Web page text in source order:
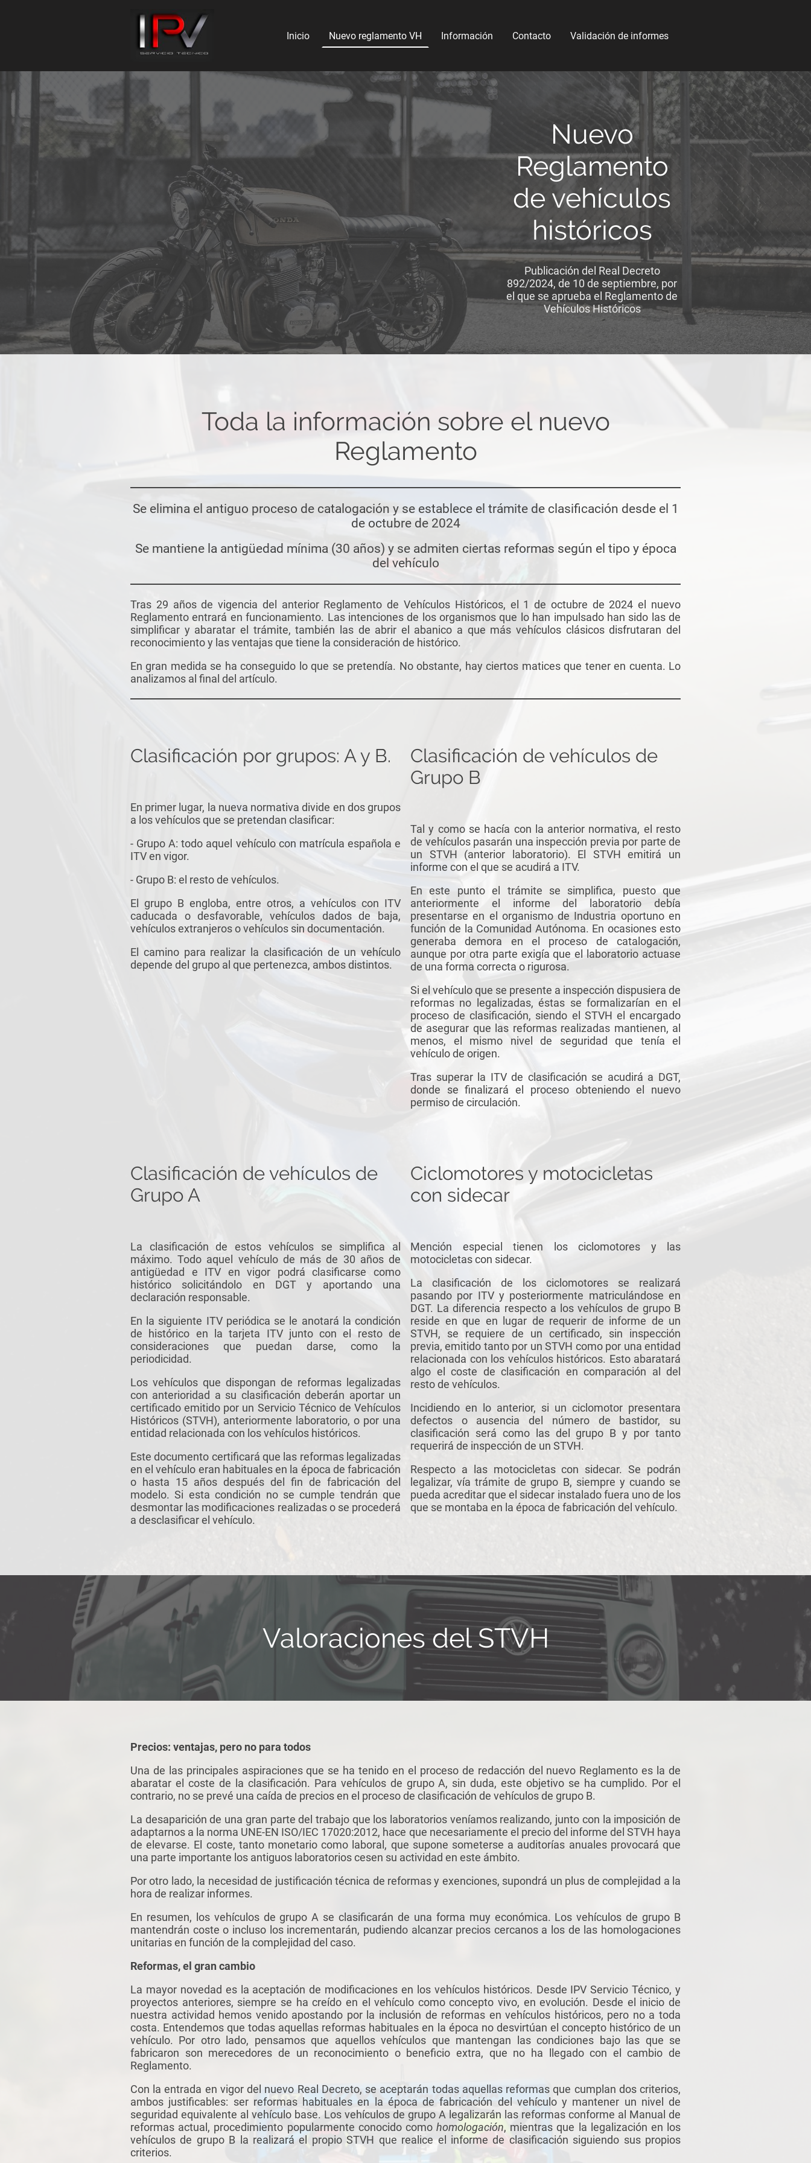
Inicio Nuevo reglamento VH Información Contacto Validación de informes
Nuevo
Reglamento
de vehículos
históricos
Publicación del Real Decreto
892/2024, de 10 de septiembre, por
el que se aprueba el Reglamento de
Vehículos Históricos
Toda la información sobre el nuevo
Reglamento
Se elimina el antiguo proceso de catalogación y se establece el trámite de clasificación desde el 1
de octubre de 2024
Se mantiene la antigüedad mínima (30 años) y se admiten ciertas reformas según el tipo y época
del vehículo
Tras 29 años de vigencia del anterior Reglamento de Vehículos Históricos, el 1 de octubre de 2024 el nuevo
Reglamento entrará en funcionamiento. Las intenciones de los organismos que lo han impulsado han sido las de
simplificar y abaratar el trámite, también las de abrir el abanico a que más vehículos clásicos disfrutaran del
reconocimiento y las ventajas que tiene la consideración de histórico.
En gran medida se ha conseguido lo que se pretendía. No obstante, hay ciertos matices que tener en cuenta. Lo
analizamos al final del artículo.
Clasificación por grupos: A y B.
En primer lugar, la nueva normativa divide en dos grupos
a los vehículos que se pretendan clasificar:
- Grupo A: todo aquel vehículo con matrícula española e
ITV en vigor.
- Grupo B: el resto de vehículos.
El grupo B engloba, entre otros, a vehículos con ITV
caducada o desfavorable, vehículos dados de baja,
vehículos extranjeros o vehículos sin documentación.
El camino para realizar la clasificación de un vehículo
depende del grupo al que pertenezca, ambos distintos.
Clasificación de vehículos de
Grupo B
Tal y como se hacía con la anterior normativa, el resto
de vehículos pasarán una inspección previa por parte de
un STVH (anterior laboratorio). El STVH emitirá un
informe con el que se acudirá a ITV.
En este punto el trámite se simplifica, puesto que
anteriormente el informe del laboratorio debía
presentarse en el organismo de Industria oportuno en
función de la Comunidad Autónoma. En ocasiones esto
generaba demora en el proceso de catalogación,
aunque por otra parte exigía que el laboratorio actuase
de una forma correcta o rigurosa.
Si el vehículo que se presente a inspección dispusiera de
reformas no legalizadas, éstas se formalizarían en el
proceso de clasificación, siendo el STVH el encargado
de asegurar que las reformas realizadas mantienen, al
menos, el mismo nivel de seguridad que tenía el
vehículo de origen.
Tras superar la ITV de clasificación se acudirá a DGT,
donde se finalizará el proceso obteniendo el nuevo
permiso de circulación.
Clasificación de vehículos de
Grupo A
La clasificación de estos vehículos se simplifica al
máximo. Todo aquel vehículo de más de 30 años de
antigüedad e ITV en vigor podrá clasificarse como
histórico solicitándolo en DGT y aportando una
declaración responsable.
En la siguiente ITV periódica se le anotará la condición
de histórico en la tarjeta ITV junto con el resto de
consideraciones que puedan darse, como la
periodicidad.
Los vehículos que dispongan de reformas legalizadas
con anterioridad a su clasificación deberán aportar un
certificado emitido por un Servicio Técnico de Vehículos
Históricos (STVH), anteriormente laboratorio, o por una
entidad relacionada con los vehículos históricos.
Este documento certificará que las reformas legalizadas
en el vehículo eran habituales en la época de fabricación
o hasta 15 años después del fin de fabricación del
modelo. Si esta condición no se cumple tendrán que
desmontar las modificaciones realizadas o se procederá
a desclasificar el vehículo.
Ciclomotores y motocicletas
con sidecar
Mención especial tienen los ciclomotores y las
motocicletas con sidecar.
La clasificación de los ciclomotores se realizará
pasando por ITV y posteriormente matriculándose en
DGT. La diferencia respecto a los vehículos de grupo B
reside en que en lugar de requerir de informe de un
STVH, se requiere de un certificado, sin inspección
previa, emitido tanto por un STVH como por una entidad
relacionada con los vehículos históricos. Esto abaratará
algo el coste de clasificación en comparación al del
resto de vehículos.
Incidiendo en lo anterior, si un ciclomotor presentara
defectos o ausencia del número de bastidor, su
clasificación será como las del grupo B y por tanto
requerirá de inspección de un STVH.
Respecto a las motocicletas con sidecar. Se podrán
legalizar, vía trámite de grupo B, siempre y cuando se
pueda acreditar que el sidecar instalado fuera uno de los
que se montaba en la época de fabricación del vehículo.
Valoraciones del STVH
Precios: ventajas, pero no para todos
Una de las principales aspiraciones que se ha tenido en el proceso de redacción del nuevo Reglamento es la de
abaratar el coste de la clasificación. Para vehículos de grupo A, sin duda, este objetivo se ha cumplido. Por el
contrario, no se prevé una caída de precios en el proceso de clasificación de vehículos de grupo B.
La desaparición de una gran parte del trabajo que los laboratorios veníamos realizando, junto con la imposición de
adaptarnos a la norma UNE-EN ISO/IEC 17020:2012, hace que necesariamente el precio del informe del STVH haya
de elevarse. El coste, tanto monetario como laboral, que supone someterse a auditorías anuales provocará que
una parte importante los antiguos laboratorios cesen su actividad en este ámbito.
Por otro lado, la necesidad de justificación técnica de reformas y exenciones, supondrá un plus de complejidad a la
hora de realizar informes.
En resumen, los vehículos de grupo A se clasificarán de una forma muy económica. Los vehículos de grupo B
mantendrán coste o incluso los incrementarán, pudiendo alcanzar precios cercanos a los de las homologaciones
unitarias en función de la complejidad del caso.
Reformas, el gran cambio
La mayor novedad es la aceptación de modificaciones en los vehículos históricos. Desde IPV Servicio Técnico, y
proyectos anteriores, siempre se ha creído en el vehículo como concepto vivo, en evolución. Desde el inicio de
nuestra actividad hemos venido apostando por la inclusión de reformas en vehículos históricos, pero no a toda
costa. Entendemos que todas aquellas reformas habituales en la época no desvirtúan el concepto histórico de un
vehículo. Por otro lado, pensamos que aquellos vehículos que mantengan las condiciones bajo las que se
fabricaron son merecedores de un reconocimiento o beneficio extra, que no ha llegado con el cambio de
Reglamento.
Con la entrada en vigor del nuevo Real Decreto, se aceptarán todas aquellas reformas que cumplan dos criterios,
ambos justificables: ser reformas habituales en la época de fabricación del vehículo y mantener un nivel de
seguridad equivalente al vehículo base. Los vehículos de grupo A legalizarán las reformas conforme al Manual de
reformas actual, procedimiento popularmente conocido como homologación, mientras que la legalización en los
vehículos de grupo B la realizará el propio STVH que realice el informe de clasificación siguiendo sus propios
criterios.